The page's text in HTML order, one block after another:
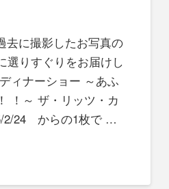
去に撮影したお写真の
選りすぐりをお届けし
ィナーショー ～あふ
！～ ザ・リッツ・カ
2/24 からの1枚で …